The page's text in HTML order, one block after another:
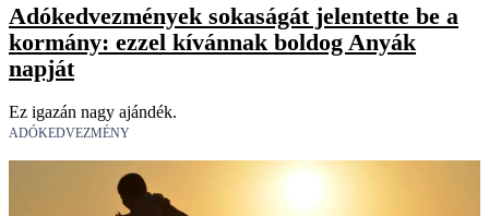
Adókedvezmények sokaságát jelentette be a
kormány: ezzel kívánnak boldog Anyák
napját
Ez igazán nagy ajándék.
ADÓKEDVEZMÉNY